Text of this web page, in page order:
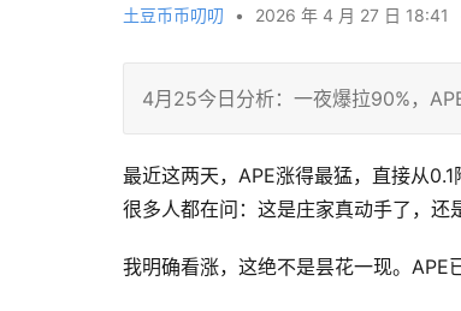
土豆币币叨叨 • 2026 年 4 月 27 日 18:41
4月25今日分析：一夜爆拉90%，
最近这两天，APE涨得最猛，直接从
很多人都在问：这是庄家真动手了，还
我明确看涨，这绝不是昙花一现。APE